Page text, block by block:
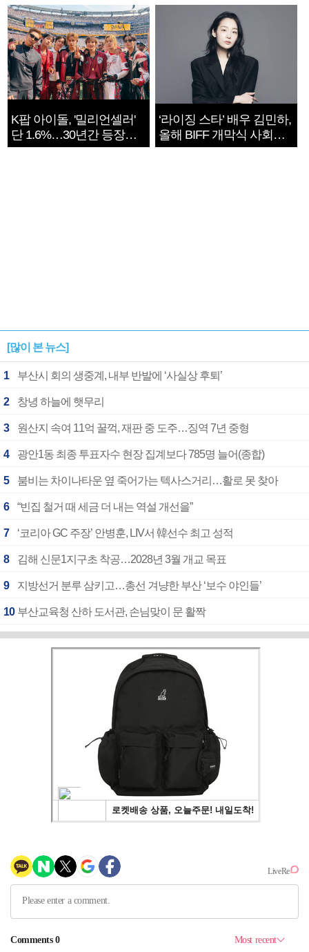
K팝 아이돌, '밀리언셀러'
단 1.6%…30년간 등장
1182개팀 전수조사
‘라이징 스타’ 배우 김민하,
올해 BIFF 개막식 사회자
확정
[많이 본 뉴스]
1 부산시 회의 생중계, 내부 반발에 ‘사실상 후퇴’
2 창녕 하늘에 햇무리
3 원산지 속여 11억 꿀꺽, 재판 중 도주…징역 7년 중형
4 광안1동 최종 투표자수 현장 집계보다 785명 늘어(종합)
5 붐비는 차이나타운 옆 죽어가는 텍사스거리…활로 못 찾아
6 “빈집 철거 때 세금 더 내는 역설 개선을”
7 ‘코리아 GC 주장’ 안병훈, LIV서 韓선수 최고 성적
8 김해 신문1지구초 착공…2028년 3월 개교 목표
9 지방선거 분루 삼키고…총선 겨냥한 부산 ‘보수 야인들’
10 부산교육청 산하 도서관, 손님맞이 문 활짝